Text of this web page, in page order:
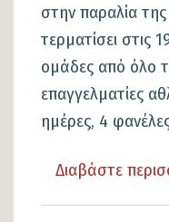
στην παραλία
τερματίσει στις
ομάδες από όλο
επαγγελματίες
ημέρες, 4
Διαβάστε